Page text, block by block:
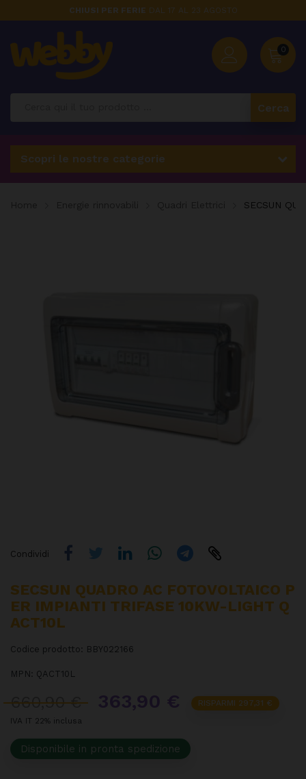
CHIUSI PER FERIE DAL 17 AL 23 AGOSTO
0
Cerca
Scopri le nostre categorie
SECSUN
Condividi
SECSUN QUADRO AC FOTOVOLTAICO P
ER IMPIANTI TRIFASE 10KW-LIGHT Q
ACT10L
Codice prodotto: BBY022166
MPN: QACT10L
660,90 €
RISPARMI 297,31 €
IVA IT 22% inclusa
Disponibile in pronta spedizione